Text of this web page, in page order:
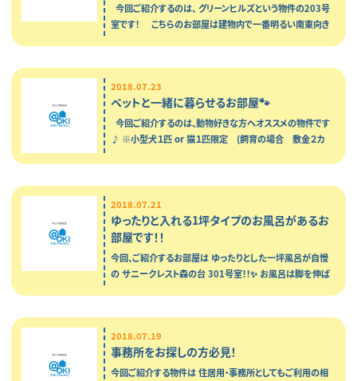
今回ご紹介するのは、 グリーンヒルズという物件の203号
室です！ こちらのお部屋は建物内で一番明るい南東向き
2018.07.23
ペットと一緒に暮らせるお部屋🐾
今回ご紹介するのは、動物好きな方へオススメの物件です
♪ ※小型犬１匹 or 猫１匹限定 (飼育の場合 敷金２カ
2018.07.21
ゆったりと入れる1坪タイプのお風呂があるお
部屋です！！
今回、ご紹介するお部屋は ゆったりとした一坪風呂が自慢
の サニークレスト森の台 301号室！！✨ お風呂は脚を伸ば
してゆっくりとした時間をお過ごしいただける 自分だけの
2018.07.19
事務所をお探しの方必見！
今回ご紹介する物件は 住居用・事務所としてもご利用の相